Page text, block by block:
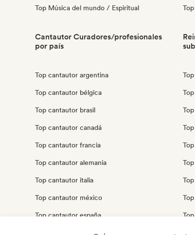
Top Música del mundo / Espiritual
Cantautor Curadores/profesionales
por país
Top cantautor argentina
Top cantautor bélgica
Top cantautor brasil
Top cantautor canadá
Top cantautor francia
Top cantautor alemania
Top cantautor italia
Top cantautor méxico
Top cantautor españa
Top cantautor estados unidos